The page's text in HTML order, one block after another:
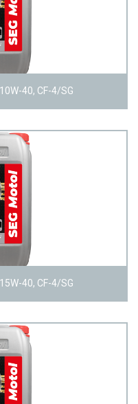
40, CF-4/SG
40, CF-4/SG